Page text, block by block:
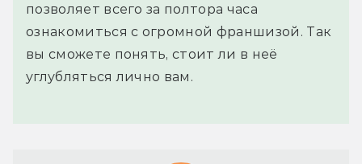
позволяет всего за полтора часа
ознакомиться с огромной франшизой. Так
вы сможете понять, стоит ли в неё
углубляться лично вам.